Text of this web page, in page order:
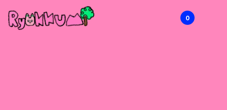
RYOKKUMi 0